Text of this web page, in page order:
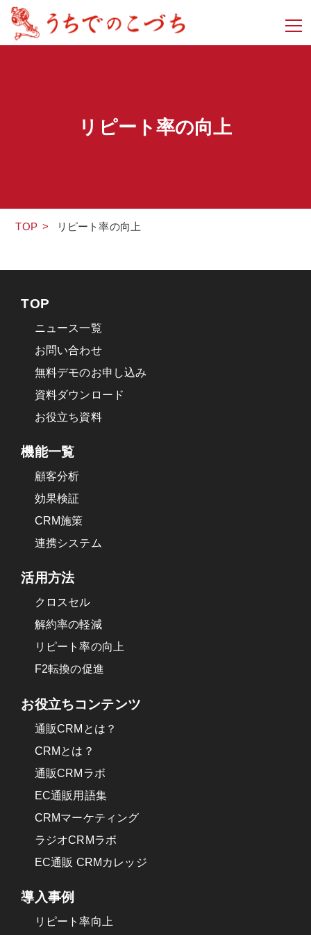
リピート率の向上
TOP > リピート率の向上
TOP
ニュース一覧
お問い合わせ
無料デモのお申し込み
資料ダウンロード
お役立ち資料
機能一覧
顧客分析
効果検証
CRM施策
連携システム
活用方法
クロスセル
解約率の軽減
リピート率の向上
F2転換の促進
お役立ちコンテンツ
通販CRMとは？
CRMとは？
通販CRMラボ
EC通販用語集
CRMマーケティング
ラジオCRMラボ
EC通販 CRMカレッジ
導入事例
リピート率向上